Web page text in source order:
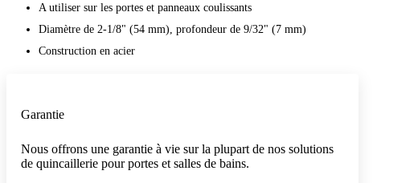
A utiliser sur les portes et panneaux coulissants
Diamètre de 2-1/8" (54 mm), profondeur de 9/32" (7 mm)
Construction en acier
Garantie
Nous offrons une garantie à vie sur la plupart de nos solutions
de quincaillerie pour portes et salles de bains.